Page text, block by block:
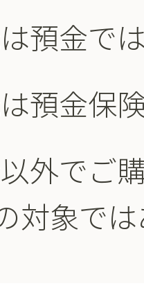
預金で
預金保
外でご
対象で